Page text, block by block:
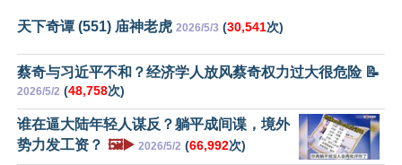
天下奇谭 (551) 庙神老虎 2026/5/3 (30,541次)
蔡奇与习近平不和？经济学人放风蔡奇权力过大很危险 📝
2026/5/2 (48,758次)
谁在逼大陆年轻人谋反？躺平成间谍，境外
势力发工资？ 🖼️▶️ 2026/5/2 (66,992次)